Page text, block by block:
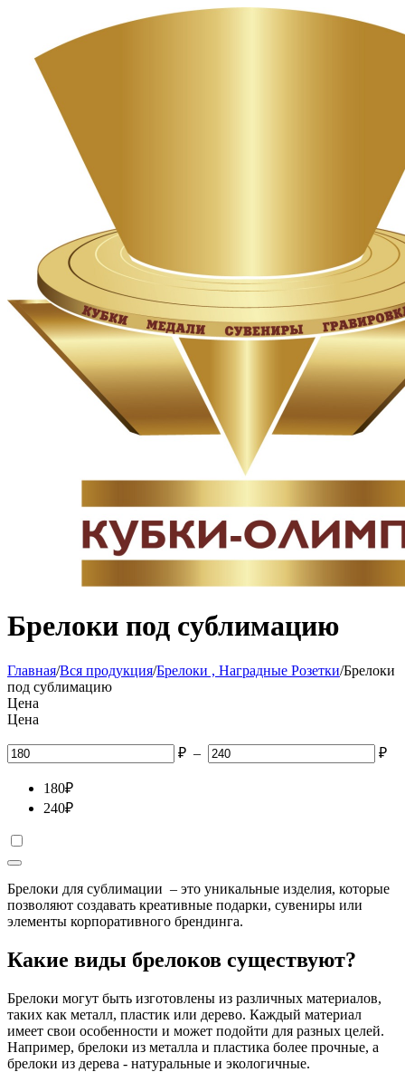
Брелоки под сублимацию
Главная/Вся продукция/Брелоки , Наградные Розетки/Брелоки
под сублимацию
Цена
Цена
₽ – ₽
180₽
240₽
Брелоки для сублимации – это уникальные изделия, которые
позволяют создавать креативные подарки, сувениры или
элементы корпоративного брендинга.
Какие виды брелоков существуют?
Брелоки могут быть изготовлены из различных материалов,
таких как металл, пластик или дерево. Каждый материал
имеет свои особенности и может подойти для разных целей.
Например, брелоки из металла и пластика более прочные, а
брелоки из дерева - натуральные и экологичные.